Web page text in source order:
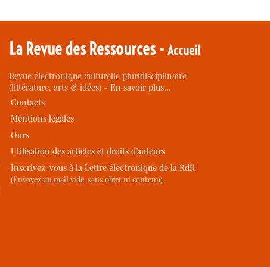
La Revue des Ressources -Accueil
Revue électronique culturelle pluridisciplinaire
(littérature, arts & idées) -En savoir plus…
Contacts
Mentions légales
Ours
Utilisation des articles et droits d’auteurs
Inscrivez-vous à la Lettre électronique de la RdR
(Envoyez un mail vide, sans objet ni contenu)